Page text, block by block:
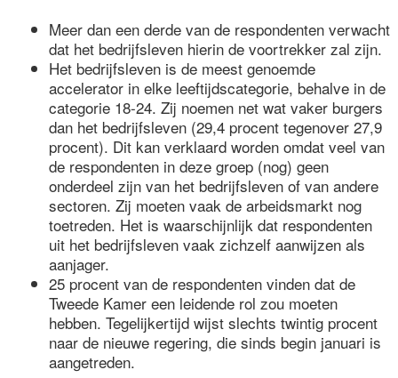
Meer dan een derde van de respondenten verwacht
dat het bedrijfsleven hierin de voortrekker zal zijn.
Het bedrijfsleven is de meest genoemde
accelerator in elke leeftijdscategorie, behalve in de
categorie 18-24. Zij noemen net wat vaker burgers
dan het bedrijfsleven (29,4 procent tegenover 27,9
procent). Dit kan verklaard worden omdat veel van
de respondenten in deze groep (nog) geen
onderdeel zijn van het bedrijfsleven of van andere
sectoren. Zij moeten vaak de arbeidsmarkt nog
toetreden. Het is waarschijnlijk dat respondenten
uit het bedrijfsleven vaak zichzelf aanwijzen als
aanjager.
25 procent van de respondenten vinden dat de
Tweede Kamer een leidende rol zou moeten
hebben. Tegelijkertijd wijst slechts twintig procent
naar de nieuwe regering, die sinds begin januari is
aangetreden.